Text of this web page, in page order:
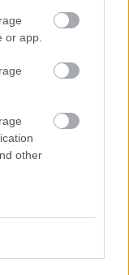
or app.
other